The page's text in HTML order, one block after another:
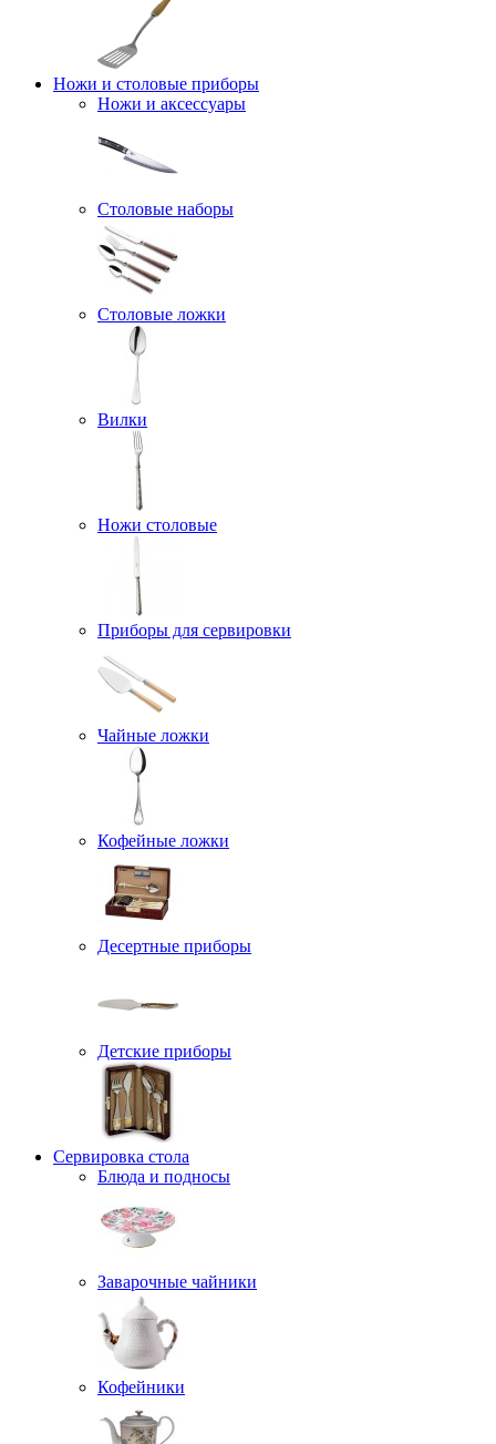
Ножи и столовые приборы
Ножи и аксессуары
Столовые наборы
Столовые ложки
Вилки
Ножи столовые
Приборы для сервировки
Чайные ложки
Кофейные ложки
Десертные приборы
Детские приборы
Сервировка стола
Блюда и подносы
Заварочные чайники
Кофейники